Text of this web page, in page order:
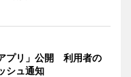
プリ」公開 利用者の
シュ通知